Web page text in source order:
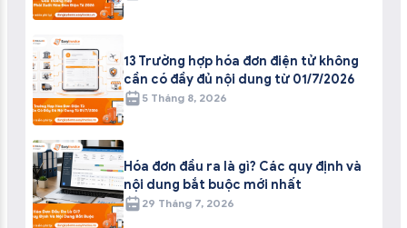
13 Trường hợp hóa đơn điện tử không
cần có đầy đủ nội dung từ 01/7/2026
5 Tháng 8, 2026
Hóa đơn đầu ra là gì? Các quy định và
nội dung bắt buộc mới nhất
29 Tháng 7, 2026